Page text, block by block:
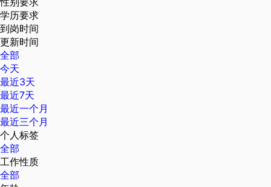
学历要求
到岗时间
更新时间
全部
今天
最近3天
最近7天
最近一个月
最近三个月
个人标签
全部
工作性质
全部